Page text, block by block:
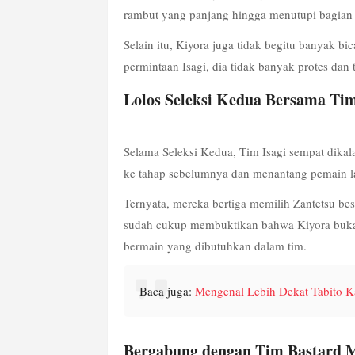
rambut yang panjang hingga menutupi
Selain itu, Kiyora juga tidak begitu banyak
permintaan Isagi, dia tidak banyak protes dan
Lolos Seleksi Kedua Bersama
Selama Seleksi Kedua, Tim Isagi sempat
ke tahap sebelumnya dan menantang
Ternyata, mereka bertiga memilih Zantetsu
sudah cukup membuktikan bahwa Kiyora
bermain yang dibutuhkan dalam tim.
Baca juga: Mengenal Lebih Dekat Tabito
Bergabung dengan Tim Bastard